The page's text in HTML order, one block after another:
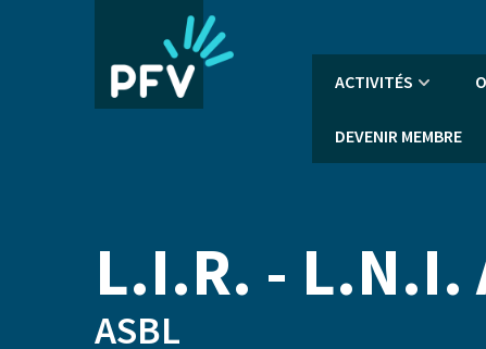
Navigation
ACTIVITÉS
DEVENIR MEMBRE
L.I.R. - L.N.I.
ASBL